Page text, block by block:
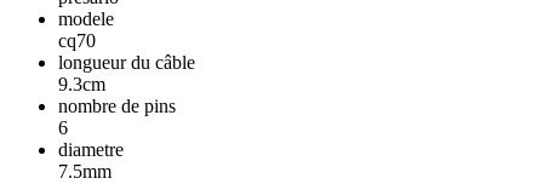
modele
cq70
longueur du câble
9.3cm
nombre de pins
6
diametre
7.5mm